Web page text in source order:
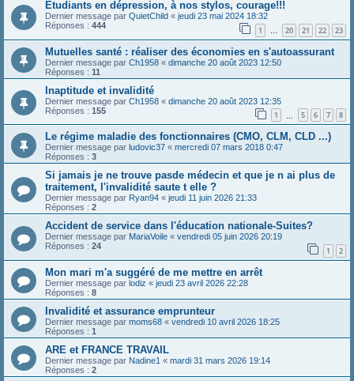
Etudiants en dépression, à nos stylos, courage!!!
Dernier message par QuietChild « jeudi 23 mai 2024 18:32
Réponses : 444 1 … 20 21 22 23
Mutuelles santé : réaliser des économies en s'autoassurant
Dernier message par Ch1958 « dimanche 20 août 2023 12:50
Réponses : 11
Inaptitude et invalidité
Dernier message par Ch1958 « dimanche 20 août 2023 12:35
Réponses : 155 1 5 6 7 8
Le régime maladie des fonctionnaires (CMO, CLM, CLD ...)
Dernier message par ludovic37 « mercredi 07 mars 2018 0:47
Réponses : 3
Si jamais je ne trouve pasde médecin et que je n ai plus de
traitement, l'invalidité saute t elle ?
Dernier message par Ryan94 « jeudi 11 juin 2026 21:33
Réponses : 2
Accident de service dans l'éducation nationale-Suites?
Dernier message par MariaVoile « vendredi 05 juin 2026 20:19
Réponses : 24 1 2
Mon mari m'a suggéré de me mettre en arrêt
Dernier message par lodiz « jeudi 23 avril 2026 22:28
Réponses : 8
Invalidité et assurance emprunteur
Dernier message par moms68 « vendredi 10 avril 2026 18:25
Réponses : 1
ARE et FRANCE TRAVAIL
Dernier message par Nadine1 « mardi 31 mars 2026 19:14
Réponses : 2